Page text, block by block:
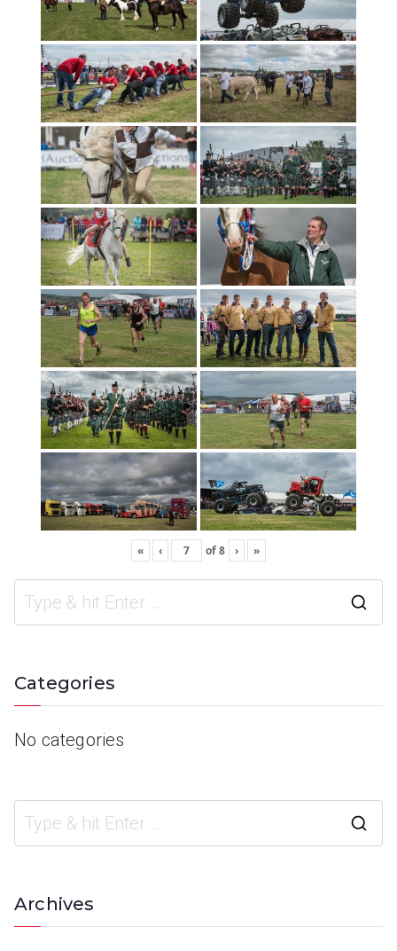
« ‹ of8 › »
Categories
No categories
Archives